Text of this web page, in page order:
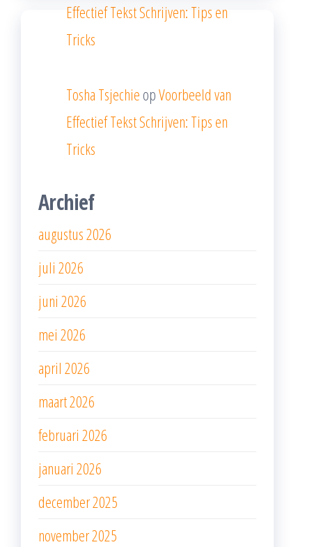
Effectief Tekst Schrijven: Tips en
Tricks
Tosha Tsjechie opVoorbeeld van
Effectief Tekst Schrijven: Tips en
Tricks
Archief
augustus 2026
juli 2026
juni 2026
mei 2026
april 2026
maart 2026
februari 2026
januari 2026
december 2025
november 2025